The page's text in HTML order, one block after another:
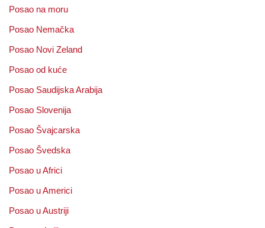
Posao na moru
Posao Nemačka
Posao Novi Zeland
Posao od kuće
Posao Saudijska Arabija
Posao Slovenija
Posao Švajcarska
Posao Švedska
Posao u Africi
Posao u Americi
Posao u Austriji